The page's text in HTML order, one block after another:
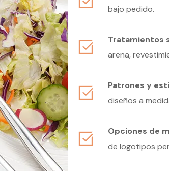
bajo pedido.
Tratamientos
arena,
Patrones y
diseños a
Opciones de
de logotipos